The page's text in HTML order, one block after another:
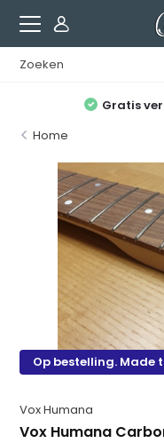
Gratis
Home
Op bestelling. Made
Vox Humana
Vox Humana